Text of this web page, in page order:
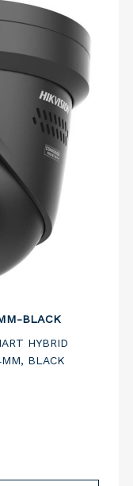
BLACK
HYBRID
BLACK